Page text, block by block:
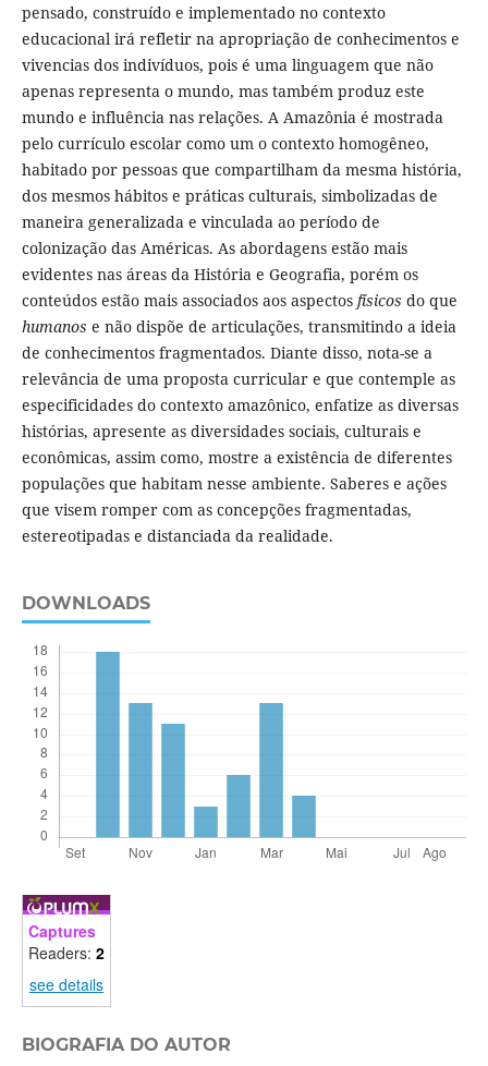
pensado, construído e implementado no contexto
educacional irá refletir na apropriação de conhecimentos e
vivencias dos indivíduos, pois é uma linguagem que não
apenas representa o mundo, mas também produz este
mundo e influência nas relações. A Amazônia é mostrada
pelo currículo escolar como um o contexto homogêneo,
habitado por pessoas que compartilham da mesma história,
dos mesmos hábitos e práticas culturais, simbolizadas de
maneira generalizada e vinculada ao período de
colonização das Américas. As abordagens estão mais
evidentes nas áreas da História e Geografia, porém os
conteúdos estão mais associados aos aspectos físicos do que
humanos e não dispõe de articulações, transmitindo a ideia
de conhecimentos fragmentados. Diante disso, nota-se a
relevância de uma proposta curricular e que contemple as
especificidades do contexto amazônico, enfatize as diversas
histórias, apresente as diversidades sociais, culturais e
econômicas, assim como, mostre a existência de diferentes
populações que habitam nesse ambiente. Saberes e ações
que visem romper com as concepções fragmentadas,
estereotipadas e distanciada da realidade.
DOWNLOADS
Captures
Readers: 2
see details
BIOGRAFIA DO AUTOR